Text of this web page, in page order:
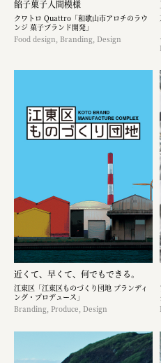
餡子菓子人間模様
クワトロ Quattro「和歌山市アロチのラウ
ンジ 菓子ブランド開発」
Food design, Branding, Design
近くて、早くて、何でもできる。
江東区「江東区ものづくり団地 ブランディ
ング・プロデュース」
Branding, Produce, Design